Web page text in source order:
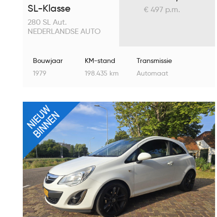
SL-Klasse
280 SL Aut.
NEDERLANDSE AUTO
€ 497 p.m.
Bouwjaar
1979
KM-stand
198.435 km
Transmissie
Automaat